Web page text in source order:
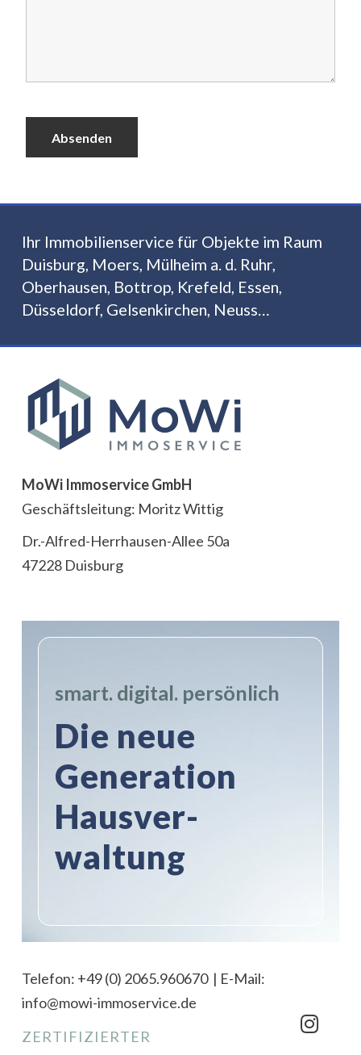
Ihr Immobilienservice für Objekte im Raum
Duisburg, Moers, Mülheim a. d. Ruhr,
Oberhausen, Bottrop, Krefeld, Essen,
Düsseldorf, Gelsenkirchen, Neuss…
MoWi Immoservice GmbH
Geschäftsleitung: Moritz Wittig
Dr.-Alfred-Herrhausen-Allee 50a
47228 Duisburg
smart. digital. persönlich
Die neue
Generation
Haus­ver­
waltung
Telefon: +49 (0) 2065.960670 | E-Mail:
info@mowi-immoservice.de
ZERTIFIZIERTER